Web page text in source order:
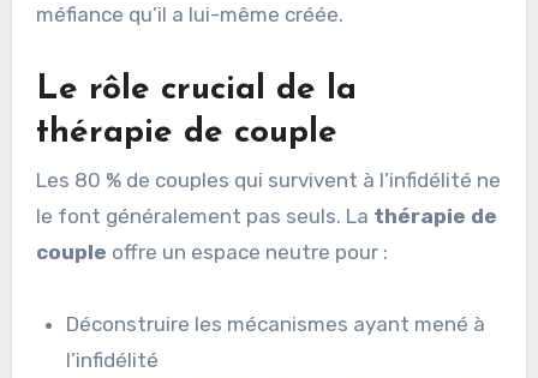
méfiance qu’il a lui-même créée.
Le rôle crucial de la
thérapie de couple
Les 80 % de couples qui survivent à l’infidélité ne
le font généralement pas seuls. La thérapie de
couple offre un espace neutre pour :
Déconstruire les mécanismes ayant mené à
l’infidélité